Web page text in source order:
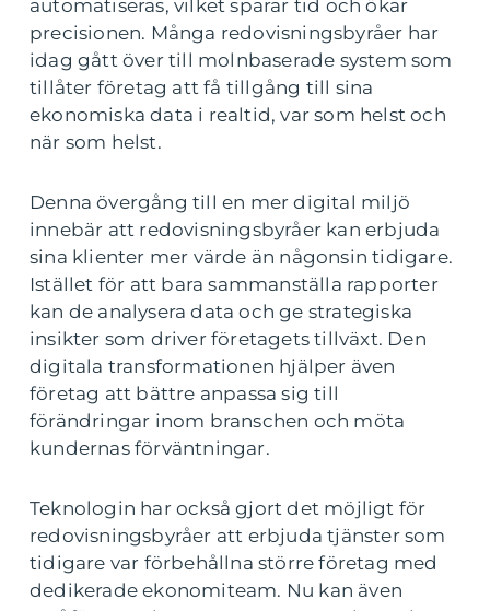
automatiseras, vilket sparar tid och ökar
precisionen. Många redovisningsbyråer har
idag gått över till molnbaserade system som
tillåter företag att få tillgång till sina
ekonomiska data i realtid, var som helst och
när som helst.
Denna övergång till en mer digital miljö
innebär att redovisningsbyråer kan erbjuda
sina klienter mer värde än någonsin tidigare.
Istället för att bara sammanställa rapporter
kan de analysera data och ge strategiska
insikter som driver företagets tillväxt. Den
digitala transformationen hjälper även
företag att bättre anpassa sig till
förändringar inom branschen och möta
kundernas förväntningar.
Teknologin har också gjort det möjligt för
redovisningsbyråer att erbjuda tjänster som
tidigare var förbehållna större företag med
dedikerade ekonomiteam. Nu kan även